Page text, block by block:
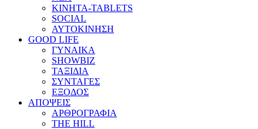
ΚΙΝΗΤΑ-TABLETS
SOCIAL
ΑΥΤΟΚΙΝΗΣΗ
GOOD LIFE
ΓΥΝΑΙΚΑ
SHOWBIZ
ΤΑΞΙΔΙΑ
ΣΥΝΤΑΓΕΣ
ΕΞΟΔΟΣ
ΑΠΟΨΕΙΣ
ΑΡΘΡΟΓΡΑΦΙΑ
THE HILL